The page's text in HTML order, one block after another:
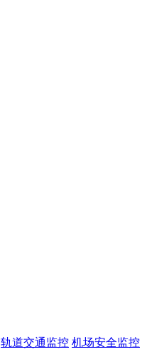
轨道交通监控 机场安全监控